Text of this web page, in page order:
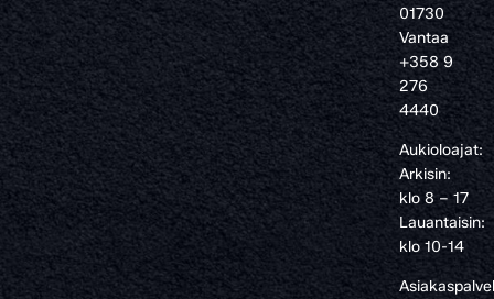
01730
Vantaa
+358 9
276
4440
Aukioloajat:
Arkisin:
klo 8 – 17
Lauantaisin:
klo 10-14